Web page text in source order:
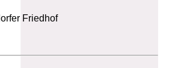
Friedhof